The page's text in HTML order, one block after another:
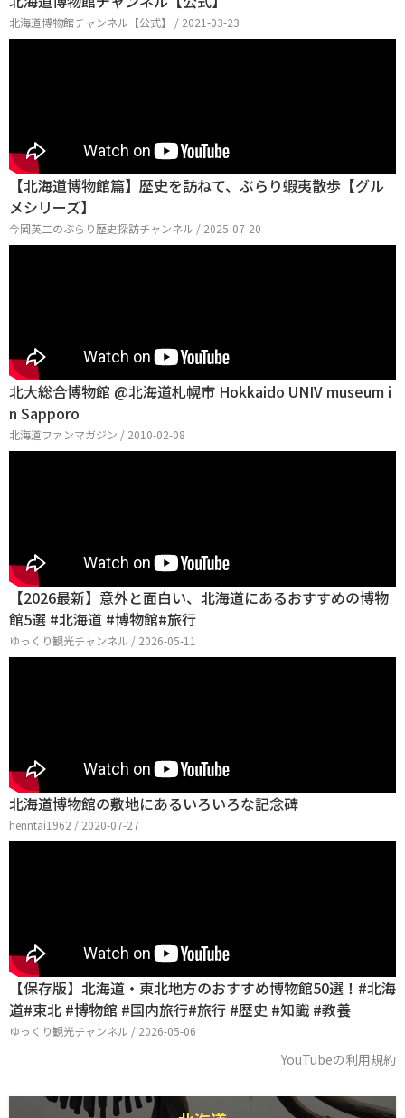
北海道博物館チャンネル【公式】 / 2021-03-23
【北海道博物館篇】歴史を訪ねて、ぶらり蝦夷散歩【グル
メシリーズ】
今岡英二のぶらり歴史探訪チャンネル / 2025-07-20
北大総合博物館 @北海道札幌市 Hokkaido UNIV museum i
n Sapporo
北海道ファンマガジン / 2010-02-08
【2026最新】意外と面白い、北海道にあるおすすめの博物
館5選 #北海道 #博物館#旅行
ゆっくり観光チャンネル / 2026-05-11
北海道博物館の敷地にあるいろいろな記念碑
henntai1962 / 2020-07-27
【保存版】北海道・東北地方のおすすめ博物館50選！#北海
道#東北 #博物館 #国内旅行#旅行 #歴史 #知識 #教養
ゆっくり観光チャンネル / 2026-05-06
YouTubeの利用規約